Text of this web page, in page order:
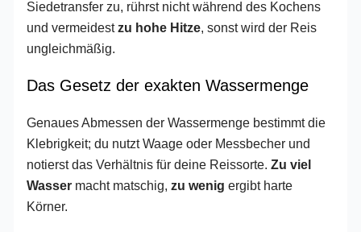
Siedetransfer zu, rührst nicht während des Kochens
und vermeidest zu hohe Hitze , sonst wird der Reis
ungleichmäßig.
Das Gesetz der exakten Wassermenge
Genaues Abmessen der Wassermenge bestimmt die
Klebrigkeit; du nutzt Waage oder Messbecher und
notierst das Verhältnis für deine Reissorte. Zu viel
Wasser macht matschig, zu wenig ergibt harte
Körner.